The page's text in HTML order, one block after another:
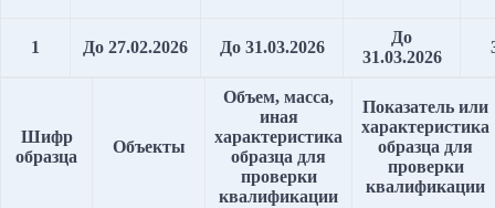
1 До 27.02.2026 До 31.03.2026
До
31.03.2026
Шифр
образца
Объекты
Объем, масса,
иная
характеристика
образца для
проверки
квалификации
Показатель или
характеристика
образца для
проверки
квалификации